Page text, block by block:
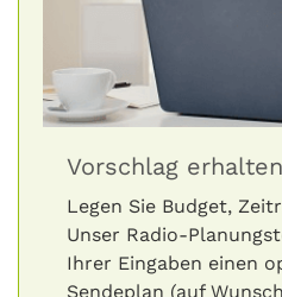
Vorschlag erhalten
Legen Sie Budget,
Unser Radio-
Ihrer Eingaben einen
Sendeplan (auf